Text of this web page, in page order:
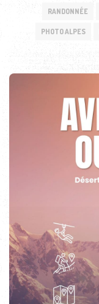
RANDONNÉE
PHOTO ALPES